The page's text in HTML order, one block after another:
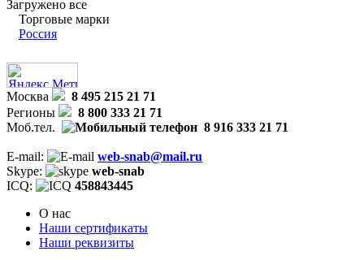
Загружено все
Торговые марки
Россия
Москва
8 495 215 21 71
Регионы
8 800 333 21 71
Моб.тел.
8 916 333 21 71
E-mail:
web-snab@mail.ru
Skype:
web-snab
ICQ:
458843445
О нас
Наши сертификаты
Наши реквизиты